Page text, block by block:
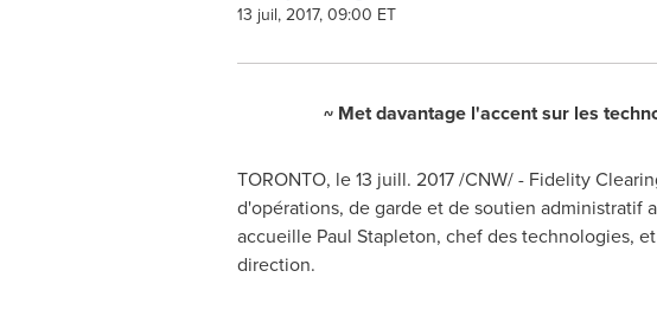
13 juil, 2017, 09:00 ET
~ Met davantage l'accent sur les
TORONTO, le 13 juill. 2017 /CNW/ - Fidelity
d'opérations, de garde et de soutien administratif
accueille Paul Stapleton, chef des technologies,
direction.